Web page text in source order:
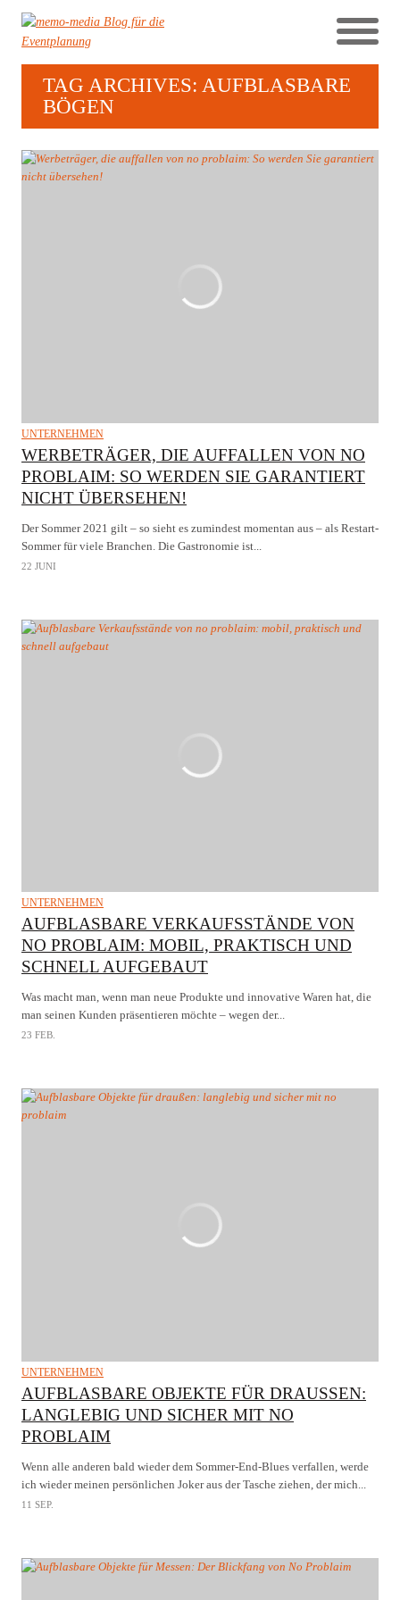
TAG ARCHIVES: AUFBLASBARE
BÖGEN
UNTERNEHMEN
WERBETRÄGER, DIE AUFFALLEN VON NO
PROBLAIM: SO WERDEN SIE GARANTIERT
NICHT ÜBERSEHEN!
Der Sommer 2021 gilt – so sieht es zumindest momentan aus – als Restart-
Sommer für viele Branchen. Die Gastronomie ist...
22 JUNI
UNTERNEHMEN
AUFBLASBARE VERKAUFSSTÄNDE VON
NO PROBLAIM: MOBIL, PRAKTISCH UND
SCHNELL AUFGEBAUT
Was macht man, wenn man neue Produkte und innovative Waren hat, die
man seinen Kunden präsentieren möchte – wegen der...
23 FEB.
UNTERNEHMEN
AUFBLASBARE OBJEKTE FÜR DRAUSSEN: L
ANGLEBIG UND SICHER MIT NO P
ROBLAIM
Wenn alle anderen bald wieder dem Sommer-End-Blues verfallen, werde
ich wieder meinen persönlichen Joker aus der Tasche ziehen, der mich...
11 SEP.